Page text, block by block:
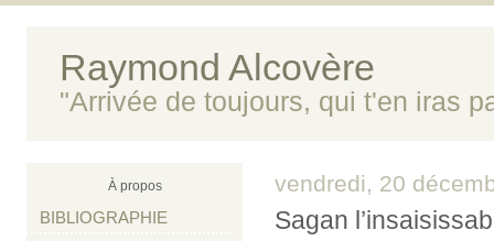
Raymond Alcovère
"Arrivée de toujours, qui t'en iras
À propos
BIBLIOGRAPHIE
vendredi, 20
Sagan